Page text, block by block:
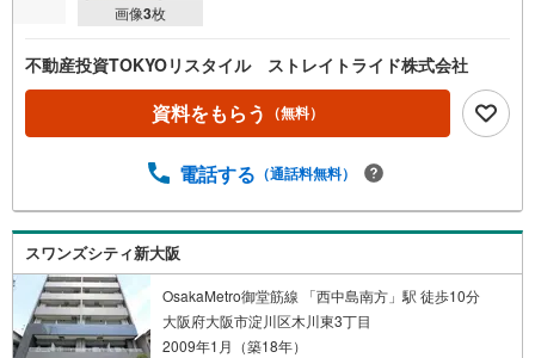
画像3枚
不動産投資TOKYOリスタイル ストレイトライド株式会社
資料をもらう （無料）
電話する （通話料無料）
スワンズシティ新大阪
OsakaMetro御堂筋線 「西中島南方」駅 徒歩10分
大阪府大阪市淀川区木川東3丁目
2009年1月（築18年）